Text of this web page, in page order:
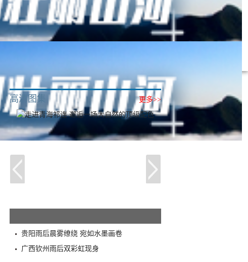
布宜诺斯艾利斯 圣地亚哥 利马 基多 悉尼 墨尔本
奥克
更多>>
高清图集
贵阳雨后晨雾缭绕 宛如水墨画卷
广西钦州雨后双彩虹现身